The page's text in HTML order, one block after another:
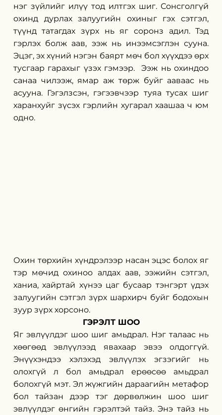
нэг зүйлийг илүү тод илтгэх шиг. Сонсголгүй
охинд дурлах залуугийн охиныг гэх сэтгэл,
түүнд татагдах зүрх нь яг соронз адил. Тэд
гэрлэх болж аав, ээж нь инээмсэглэн сууна.
Эцэг, эх хүний нэгэн баярт мөч бол хүүхдээ өрх
тусгаар гарахыг үзэх гэмээр.  Ээж нь охиндоо
санаа чилээж, ямар аж төрж буйг ааваас нь
асууна. Гэгэлзсэн, гэгээвчээр туяа тусах шиг
харанхуйг зүсэх гэрлийн хугарал хаашаа ч юм
одно.
Охин төрхийн хүндрэлээр насан эцэс болох яг
тэр мөчид охиноо алдах аав, ээжийн сэтгэл,
ханиа, хайртай хүнээ цаг бусаар тэнгэрт үдэх
залуугийн сэтгэл зүрх шархирч буйг бодохын
зуур зүрх хорсоно.
ГЭРЭЛТ ШОО
Яг эвлүүлдэг шоо шиг амьдрал. Нэг талаас нь
хөөгөөд эвлүүлээд явахаар эвээ олдоггүй.
Энүүхэндээ хэлэхэд эвлүүлэх эгзэгийг нь
олохгүй л бол амьдрал ерөөсөө амьдрал
болохгүй мэт. Эл жүжгийн дараагийн метафор
бол тайзан дээр тэг дөрвөлжин шоо шиг
эвлүүлдэг өнгийн гэрэлтэй тайз. Энэ тайз нь